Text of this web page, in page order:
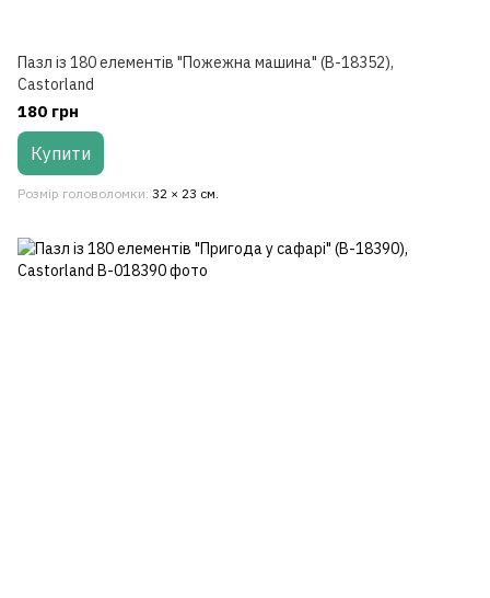
Пазл із 180 елементів "Пожежна машина" (B-18352),
Castorland
180 грн
Купити
Розмір головоломки 32 × 23 см.